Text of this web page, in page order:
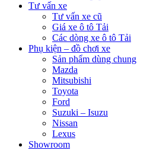
Tư vấn xe
Tư vấn xe cũ
Giá xe ô tô Tải
Các dòng xe ô tô Tải
Phụ kiện – đồ chơi xe
Sản phẩm dùng chung
Mazda
Mitsubishi
Toyota
Ford
Suzuki – Isuzu
Nissan
Lexus
Showroom